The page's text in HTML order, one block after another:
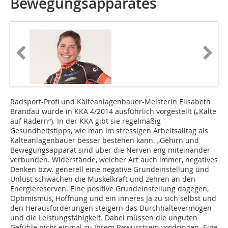
Radsport-Profi und Kälteanlagenbauer-Meisterin Elisabeth
Brandau wurde in KKA 4/2014 ausführlich vorgestellt („Kälte
auf Rädern“). In der KKA gibt sie regelmäßig
Gesundheitstipps, wie man im stressigen Arbeitsalltag als
Kälteanlagenbauer besser bestehen kann. „Gehirn und
Bewegungsapparat sind über die Nerven eng miteinander
verbunden. Widerstände, welcher Art auch immer, negatives
Denken bzw. generell eine negative Grundeinstellung und
Unlust schwächen die Muskelkraft und zehren an den
Energiereserven. Eine positive Grundeinstellung dagegen,
Optimismus, Hoffnung und ein inneres Ja zu sich selbst und
den Herausforderungen steigern das Durchhaltevermögen
und die Leistungsfähigkeit. Dabei müssen die unguten